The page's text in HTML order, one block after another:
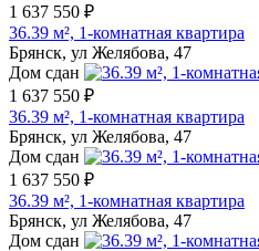
1 637 550 ₽
36.39 м², 1-комнатная квартира
Брянск, ул Желябова, 47
Дом сдан
1 637 550 ₽
36.39 м², 1-комнатная квартира
Брянск, ул Желябова, 47
Дом сдан
1 637 550 ₽
36.39 м², 1-комнатная квартира
Брянск, ул Желябова, 47
Дом сдан